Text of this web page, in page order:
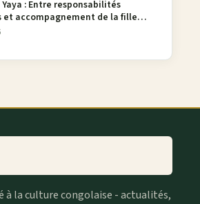
: Entre responsabilités
et accompagnement de la fille
en débat
à la culture congolaise - actualités,